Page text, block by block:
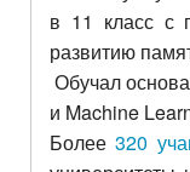
в 11 класс с
развитию
Обучал
и Machine
Более320